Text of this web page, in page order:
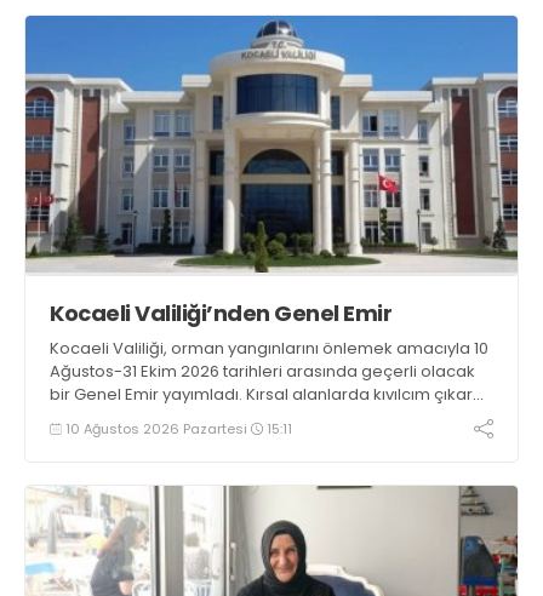
Kocaeli Valiliği’nden Genel Emir
Kocaeli Valiliği, orman yangınlarını önlemek amacıyla 10
Ağustos-31 Ekim 2026 tarihleri arasında geçerli olacak
bir Genel Emir yayımladı. Kırsal alanlarda kıvılcım çıkaran
makine kullanacak kişilerin önceden kolluk kuvvetlerine
bildirim yapması ve yanlarında 6 kilogramlık yangın tüpü
10 Ağustos 2026 Pazartesi 15:11